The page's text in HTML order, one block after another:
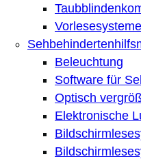
Vorlesesysteme
Beleuchtung
Software für
Optisch
Elektronische